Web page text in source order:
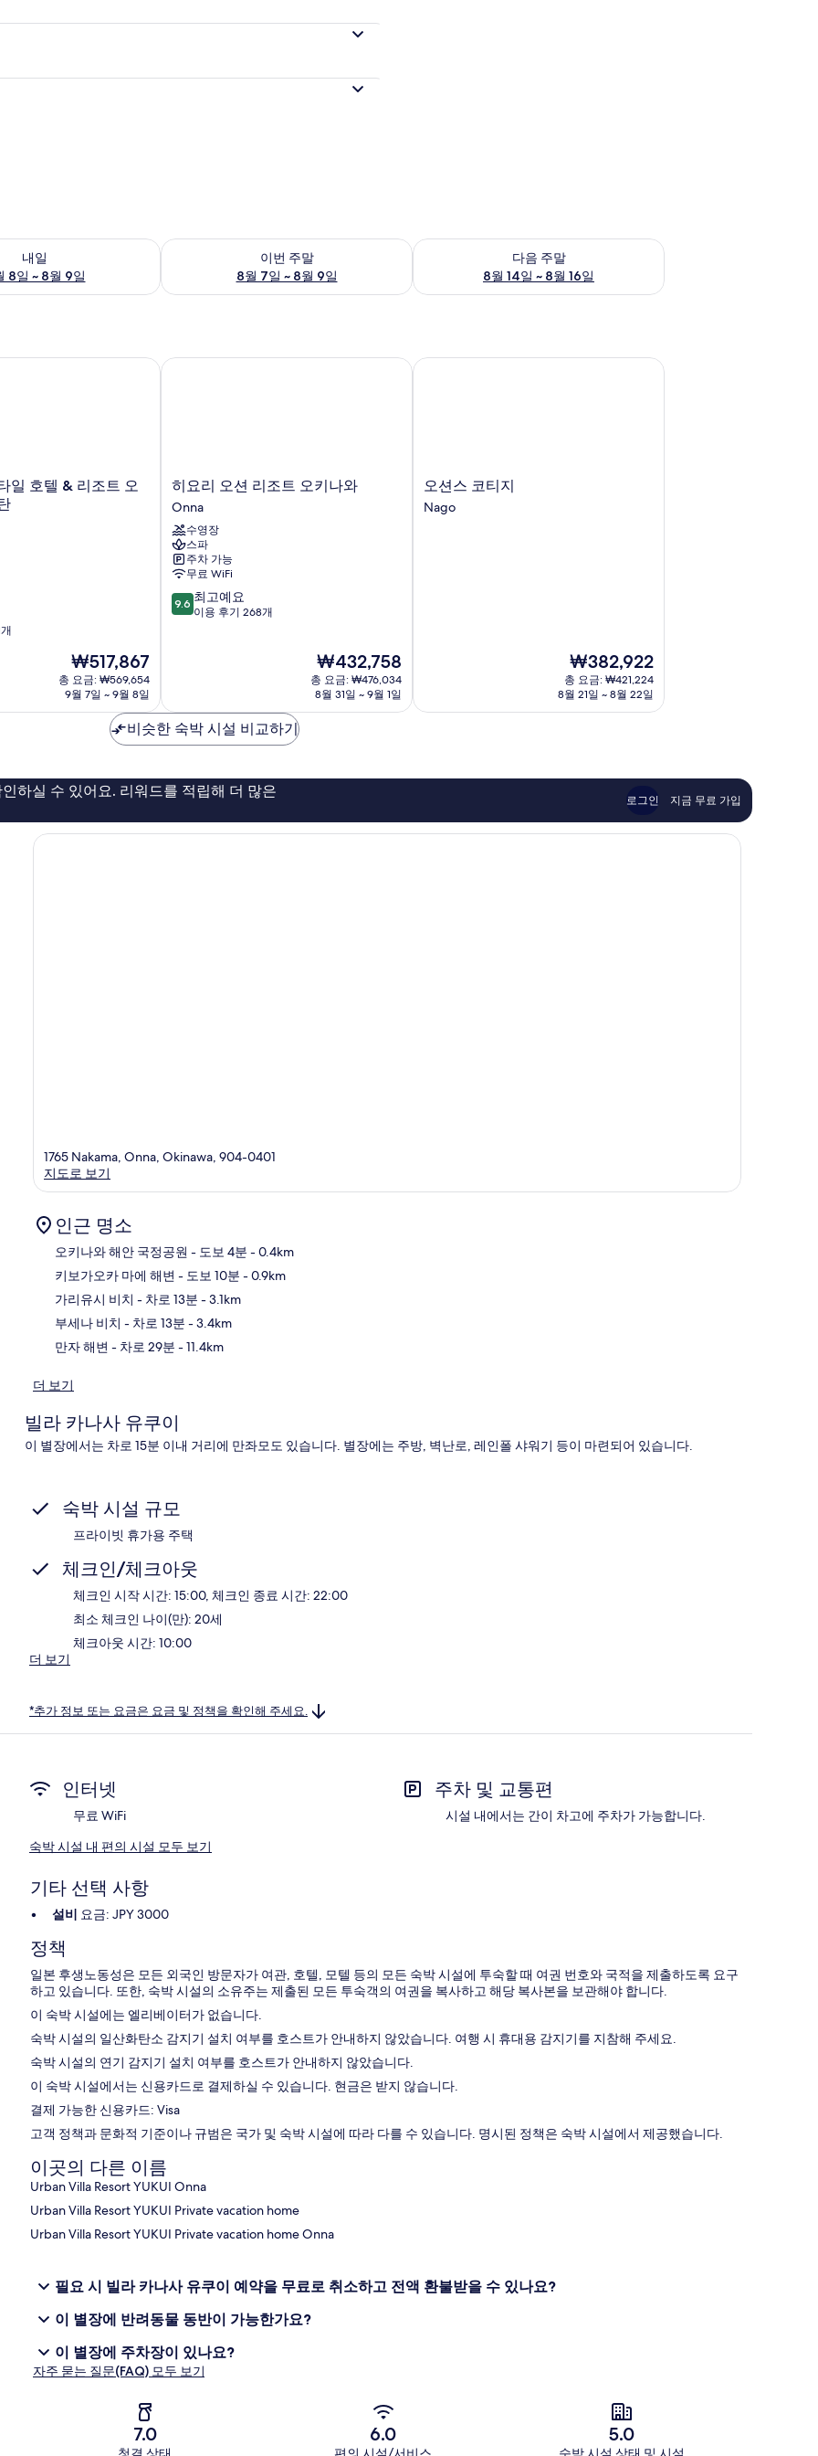
내일
8일 ~ 8월 9일
부 확인, 8월 8일 ~ 8월 9일
이번 주말
8월 7일 ~ 8월 9일
이번 주말 예약 가능 여부 확인, 8월 7일 ~ 8월 9일
다음 주말
8월 14일 ~ 8월 16일
다음 주말 예약 가능 여부 확인, 8월 14일 ~ 8월 16일
일 호텔 & 리조트 오
현
재
요
₩517,867
₩517,867
총 요금: ₩569,654
9월 7일 ~ 9월 8일
호텔 & 리조트 오키나와 요미탄
히
요
리
오
션
리
조
트
오
히요리 오션 리조트 오키나와
Onna
수영장
스파
주차 가능
무료 WiFi
10
점
최
고
예
이
용
기
9.6 최고예요
이용 후기 268개
현
재
요
₩432,758
총 요금: ₩476,034
8월 31일 ~ 9월 1일
히요리 오션 리조트 오키나와
오
션
스
오션스 코티지
Nago
현
재
요
₩382,922
총 요금: ₩421,224
8월 21일 ~ 8월 22일
오션스 코티지
비슷한 숙박 시설 비교하기
하실 수 있어요. 리워드를 적립해 더 많은
로그인 지금 무료 가입
1765 Nakama, Onna, Okinawa, 904-0401
지도로 보기
인근 명소
오키나와 해안 국정공원 - 도보 4분 - 0.4km
키보가오카 마에 해변 - 도보 10분 - 0.9km
가리유시 비치 - 차로 13분 - 3.1km
부세나 비치 - 차로 13분 - 3.4km
만자 해변 - 차로 29분 - 11.4km
더 보기
빌라 카나사 유쿠이
이 별장에서는 차로 15분 이내 거리에 만좌모도 있습니다. 별장에는 주방, 벽난로, 레인폴 샤워기 등이 마련되어 있습니다.
숙박 시설 규모
프라이빗 휴가용 주택
체크인/체크아웃
체크인 시작 시간: 15:00, 체크인 종료 시간: 22:00
최소 체크인 나이(만): 20세
체크아웃 시간: 10:00
더 보기
*추가 정보 또는 요금은 요금 및 정책을 확인해 주세요.
인터넷
무료 WiFi
주차 및 교통편
시설 내에서는 간이 차고에 주차가 가능합니다.
숙박 시설 내 편의 시설 모두 보기
기타 선택 사항
설비 요금: JPY 3000
정책
일본 후생노동성은 모든 외국인 방문자가 여관, 호텔, 모텔 등의 모든 숙박 시설에 투숙할 때 여권 번호와 국적을 제출하도록 요구
하고 있습니다. 또한, 숙박 시설의 소유주는 제출된 모든 투숙객의 여권을 복사하고 해당 복사본을 보관해야 합니다.
이 숙박 시설에는 엘리베이터가 없습니다.
숙박 시설의 일산화탄소 감지기 설치 여부를 호스트가 안내하지 않았습니다. 여행 시 휴대용 감지기를 지참해 주세요.
숙박 시설의 연기 감지기 설치 여부를 호스트가 안내하지 않았습니다.
이 숙박 시설에서는 신용카드로 결제하실 수 있습니다. 현금은 받지 않습니다.
결제 가능한 신용카드: Visa
고객 정책과 문화적 기준이나 규범은 국가 및 숙박 시설에 따라 다를 수 있습니다. 명시된 정책은 숙박 시설에서 제공했습니다.
이곳의 다른 이름
Urban Villa Resort YUKUI Onna
Urban Villa Resort YUKUI Private vacation home
Urban Villa Resort YUKUI Private vacation home Onna
필요 시 빌라 카나사 유쿠이 예약을 무료로 취소하고 전액 환불받을 수 있나요?
이 별장에 반려동물 동반이 가능한가요?
이 별장에 주차장이 있나요?
자주 묻는 질문(FAQ) 모두 보기
7.0 6.0 5.0